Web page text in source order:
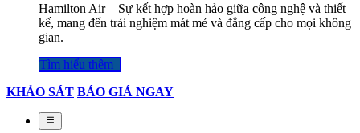
Hamilton Air – Sự kết hợp hoàn hảo giữa công nghệ và thiết
kế, mang đến trải nghiệm mát mẻ và đẳng cấp cho mọi không
gian.
Tìm hiểu thêm​​​​​​​​
KHẢO SÁT BÁO GIÁ NGAY